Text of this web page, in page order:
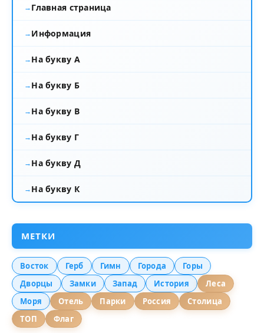
Главная страница
Информация
На букву А
На букву Б
На букву В
На букву Г
На букву Д
На букву К
МЕТКИ
Восток Герб Гимн Города
Горы
Дворцы
Замки Запад История
Леса
Моря
Отель Парки Россия
Столица
ТОП
Флаг